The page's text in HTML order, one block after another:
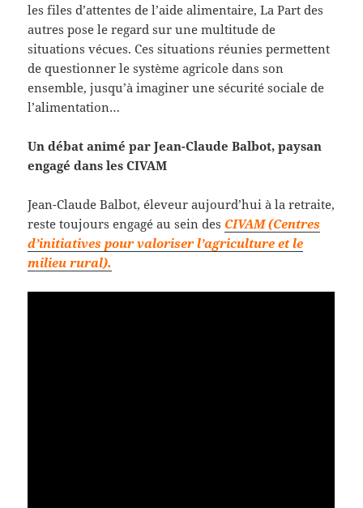
les files d’attentes de l’aide alimentaire, La Part des
autres pose le regard sur une multitude de
situations vécues. Ces situations réunies permettent
de questionner le système agricole dans son
ensemble, jusqu’à imaginer une sécurité sociale de
l’alimentation…
Un débat animé par Jean-Claude Balbot, paysan
engagé dans les CIVAM
Jean-Claude Balbot, éleveur aujourd’hui à la retraite,
reste toujours engagé au sein des CIVAM (Centres
d’initiatives pour valoriser l’agriculture et le
milieu rural).